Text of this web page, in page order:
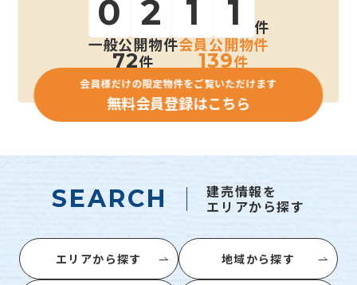
0 2 1 1
件
一般公開物件
72件
会員公開物件
139件
会員様だけの限定物件をご覧いただけます
無料会員登録はこちら
SEARCH 建売情報を
エリアから探す
エリアから探す 地域から探す